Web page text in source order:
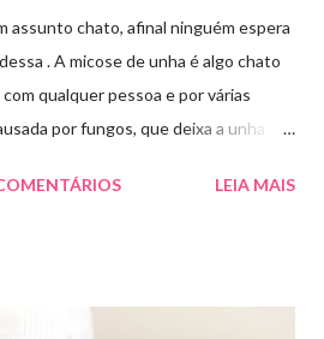
assunto chato, afinal ninguém espera
. A micose de unha é algo chato
qualquer pessoa e por várias
por fungos, que deixa a unha
mais comuns dessas micoses é por
esmaltes antifúngicos ou remédios
LEIA MAIS